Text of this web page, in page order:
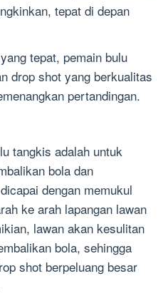
tepat di depan
tepat, pemain bulu
drop shot yang berkualitas
pertandingan.
tangkis adalah untuk
bola dan
dengan memukul
ke arah lapangan lawan
lawan akan kesulitan
bola, sehingga
shot berpeluang besar